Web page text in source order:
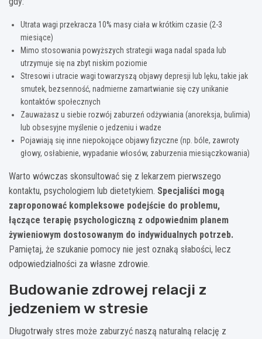
Utrata wagi przekracza 10% masy ciała w krótkim czasie (2-3
miesiące)
Mimo stosowania powyższych strategii waga nadal spada lub
utrzymuje się na zbyt niskim poziomie
Stresowi i utracie wagi towarzyszą objawy depresji lub lęku, takie jak
smutek, bezsenność, nadmierne zamartwianie się czy unikanie
kontaktów społecznych
Zauważasz u siebie rozwój zaburzeń odżywiania (anoreksja, bulimia)
lub obsesyjne myślenie o jedzeniu i wadze
Pojawiają się inne niepokojące objawy fizyczne (np. bóle, zawroty
głowy, osłabienie, wypadanie włosów, zaburzenia miesiączkowania)
Warto wówczas skonsultować się z lekarzem pierwszego
kontaktu, psychologiem lub dietetykiem. Specjaliści mogą
zaproponować kompleksowe podejście do problemu,
łączące terapię psychologiczną z odpowiednim planem
żywieniowym dostosowanym do indywidualnych potrzeb.
Pamiętaj, że szukanie pomocy nie jest oznaką słabości, lecz
odpowiedzialności za własne zdrowie.
Budowanie zdrowej relacji z
jedzeniem w stresie
Długotrwały stres może zaburzyć naszą naturalną relację z